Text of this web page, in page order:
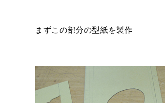
まずこの部分の型紙を製作